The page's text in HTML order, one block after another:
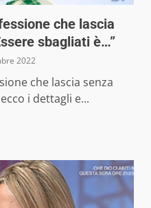
che lascia
sbagliati è…”
2022
che lascia senza
i dettagli e...